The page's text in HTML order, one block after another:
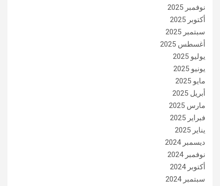
نوفمبر 2025
أكتوبر 2025
سبتمبر 2025
أغسطس 2025
يوليو 2025
يونيو 2025
مايو 2025
أبريل 2025
مارس 2025
فبراير 2025
يناير 2025
ديسمبر 2024
نوفمبر 2024
أكتوبر 2024
سبتمبر 2024